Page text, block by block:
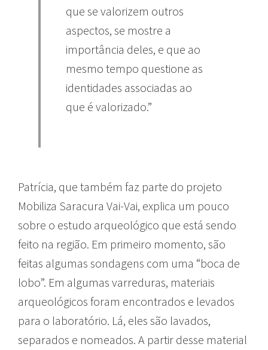
que se valorizem outros
aspectos, se mostre a
importância deles, e que ao
mesmo tempo questione as
identidades associadas ao
que é valorizado.”
Patrícia, que também faz parte do projeto
Mobiliza Saracura Vai-Vai, explica um pouco
sobre o estudo arqueológico que está sendo
feito na região. Em primeiro momento, são
feitas algumas sondagens com uma “boca de
lobo”. Em algumas varreduras, materiais
arqueológicos foram encontrados e levados
para o laboratório. Lá, eles são lavados,
separados e nomeados. A partir desse material